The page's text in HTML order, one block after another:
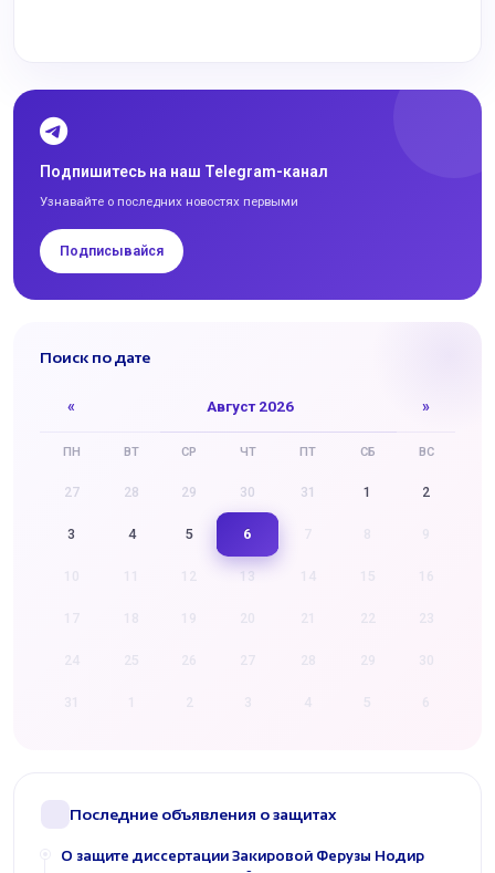
Подпишитесь на наш Telegram-канал
Узнавайте о последних новостях первыми
Подписывайся
Поиск по дате
« Август 2026 »
ПН ВТ СР ЧТ ПТ СБ ВС
27 28 29 30 31 1 2
3 4 5 6
13 16
22 23
28 29 30
4 5 6
Последние объявления о защитах
О защите диссертации Закировой Ферузы Нодир